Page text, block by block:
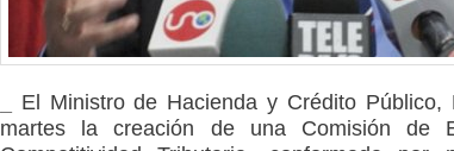
El Ministro de Hacienda y Crédito Público,
martes la creación de una Comisión de